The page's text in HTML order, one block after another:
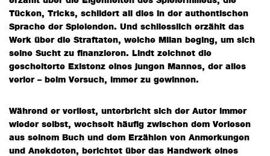
Tücken, Tricks, schildert all dies in der authentischen
Sprache der Spielenden. Und schliesslich erzählt das
Werk über die Straftaten, welche Milan beging, um sich
seine Sucht zu finanzieren. Lindt zeichnet die
gescheiterte Existenz eines jungen Mannes, der alles
verlor – beim Versuch, immer zu gewinnen.
Während er vorliest, unterbricht sich der Autor immer
wieder selbst, wechselt häufig zwischen dem Vorlesen
aus seinem Buch und dem Erzählen von Anmerkungen
und Anekdoten, berichtet über das Handwerk eines